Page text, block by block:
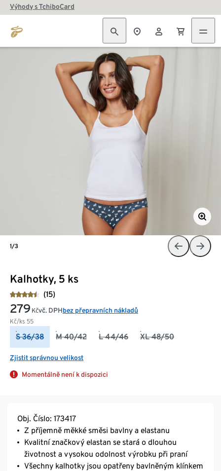
Výhody s TchiboCard
Kalhotky, 5 ks
(15)
279 Kč
Kč/ks 55
vč. DPHbez přepravních nákladů
S 36/38 M 40/42 L 44/46 XL 48/50
Zjistit správnou velikost
Momentálně není k dispozici
1/3
Obj. Číslo: 173417
Z příjemně měkké směsi bavlny a elastanu
Kvalitní značkový elastan se stará o dlouhou
životnost a vysokou odolnost výrobku při praní
Všechny kalhotky jsou opatřeny bavlněným klínkem